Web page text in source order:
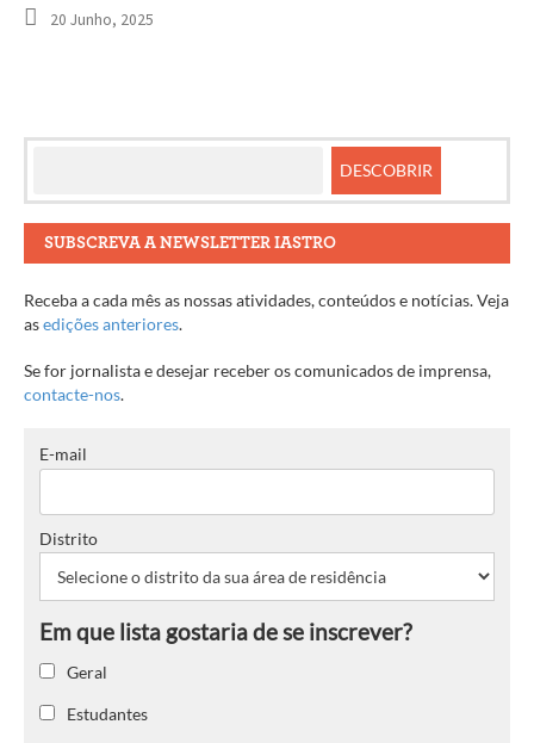
20 Junho, 2025
SUBSCREVA A NEWSLETTER IASTRO
Receba a cada mês as nossas atividades, conteúdos e notícias. Veja
asedições anteriores.
Se for jornalista e desejar receber os comunicados de imprensa,
contacte-nos.
E-mail
Distrito
Geral
Estudantes